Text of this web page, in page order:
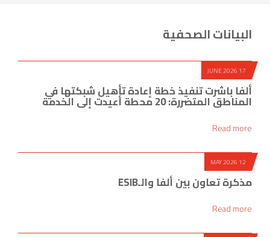
البيانات الصحفية
17 JUNE 2026
ألفا باشرت تنفيذ خطة إعادة تأهيل شبكتها في
المناطق المتضررة: 20 محطة أعيدت إلى الخدمة
Read more
12 MAY 2026
مذكرة تعاون بين ألفا والـESIB
Read more